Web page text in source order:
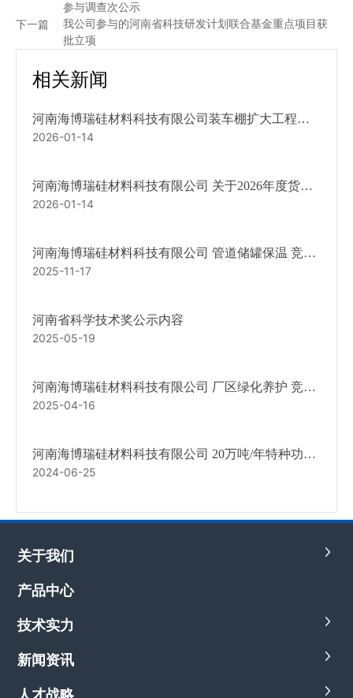
参与调查次公示
下一篇
我公司参与的河南省科技研发计划联合基金重点项目获
批立项
相关新闻
河南海博瑞硅材料科技有限公司装车棚扩大工程招
标文件
2026-01-14
河南海博瑞硅材料科技有限公司 关于2026年度货物
运输服务公开招标的预通知
2026-01-14
河南海博瑞硅材料科技有限公司 管道储罐保温 竞争
性议价文件
2025-11-17
河南省科学技术奖公示内容
2025-05-19
河南海博瑞硅材料科技有限公司 厂区绿化养护 竞争
性议价文件
2025-04-16
河南海博瑞硅材料科技有限公司 20万吨/年特种功能
纳米二氧化硅项目（一期工程重新报批） 环境影响
2024-06-25
关于我们
产品中心
技术实力
新闻资讯
人才战略